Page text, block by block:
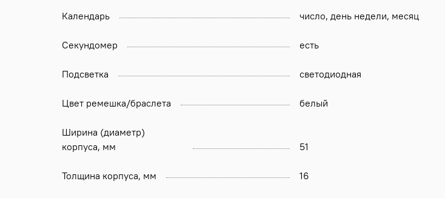
Календарь число, день недели, месяц
Секундомер есть
Подсветка светодиодная
Цвет ремешка/браслета белый
Ширина (диаметр)
корпуса, мм
51
Толщина корпуса, мм 16